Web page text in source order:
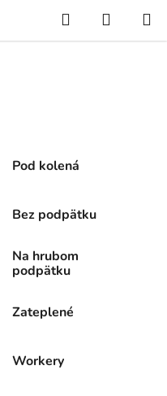
Hľadať
KOŠÍK
Pod kolená
Bez podpätku
Na hrubom
podpätku
Zateplené
Workery